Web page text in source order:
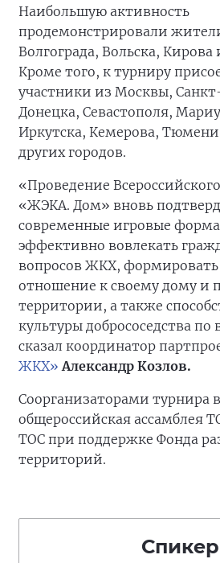
Наибольшую активность
продемонстрировали
Волгограда, Вольска,
Кроме того, к турниру
участники из Москвы,
Донецка, Севастополя,
Иркутска, Кемерова,
других городов.
«Проведение
«ЖЭКА. Дом» вновь
современные игровые
эффективно вовлекать
вопросов ЖКХ, формировать
отношение к своему дому и
территории, а также
культуры добрососедства по
сказал координатор
ЖКХ» Александр Козлов.
Соорганизаторами турнира
общероссийская ассамблея
ТОС при поддержке Фонда
территорий.
Спикер